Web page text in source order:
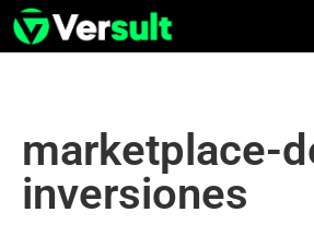
marketplace-
inversiones